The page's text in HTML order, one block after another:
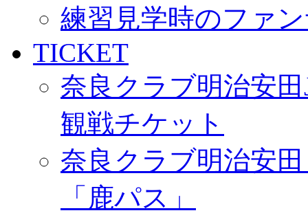
練習見学時のファ
TICKET
奈良クラブ明治安
観戦チケット
奈良クラブ明治安
「鹿パス」